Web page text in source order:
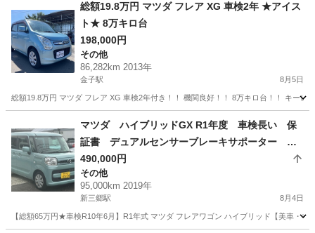
総額19.8万円 マツダ フレア XG 車検2年 ★アイス
ト★ 8万キロ台
198,000円
その他
86,282km 2013年
金子駅 8月5日
総額19.8万円 マツダ フレア XG 車検2年付き！！ 機関良好！！ 8万キロ台！！ キー
金子駅 その他 車両
マツダ ハイブリッドGX R1年度 車検長い 保
証書 デュアルセンサーブレーキサポーター 横
滑り防止装置 トラクション コントロールシス
テム
490,000円
その他
95,000km 2019年
新三郷駅 8月4日
【総額65万円★車検R10年6月】R1年式 マツダ フレアワゴン ハイブリッド【美車・